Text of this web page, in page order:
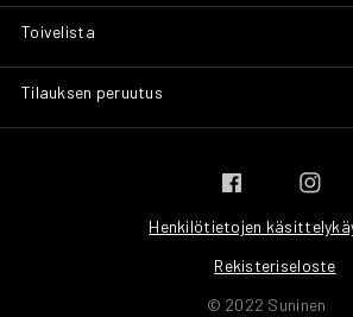
Toivelista
Tilauksen peruutus
© 2022 Suninen
Henkilötietojen
Rekisteriseloste